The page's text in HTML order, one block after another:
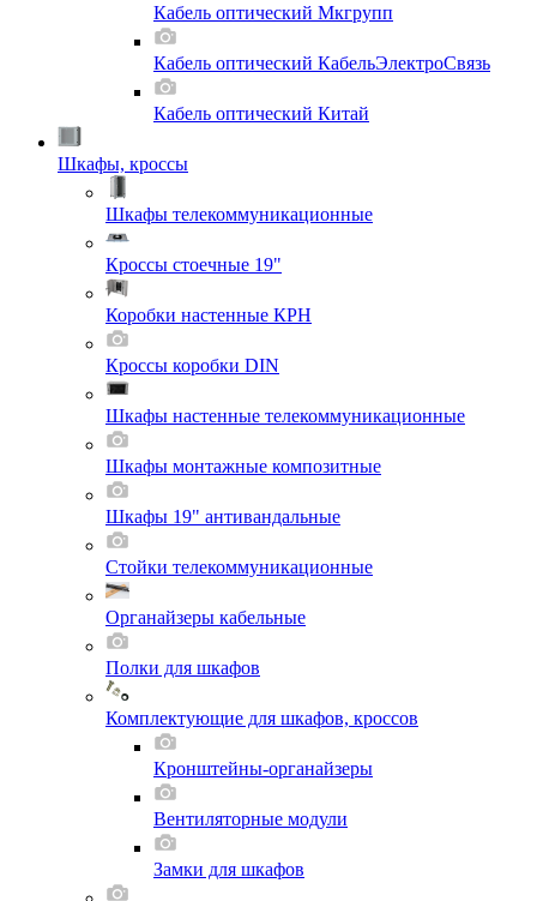
Кабель оптический Мкгрупп
Кабель оптический КабельЭлектроСвязь
Кабель оптический Китай
Шкафы, кроссы
Шкафы телекоммуникационные
Кроссы стоечные 19"
Коробки настенные КРН
Кроссы коробки DIN
Шкафы настенные телекоммуникационные
Шкафы монтажные композитные
Шкафы 19" антивандальные
Стойки телекоммуникационные
Органайзеры кабельные
Полки для шкафов
Комплектующие для шкафов, кроссов
Кронштейны-органайзеры
Вентиляторные модули
Замки для шкафов